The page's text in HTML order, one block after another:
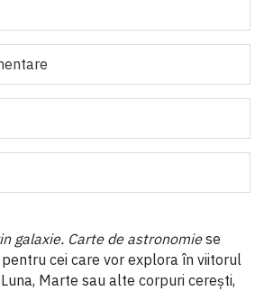
galaxie. Carte de astronomiese
cei care vor explora în viitorul
Marte sau alte corpuri cerești,